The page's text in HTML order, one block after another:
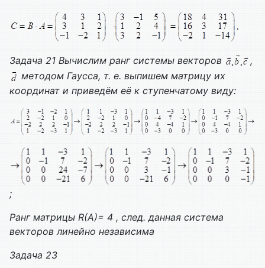
.
Задача 21 Вычислим ранг системы векторов
,
методом Гаусса, т. е. выпишем матрицу их
координат и приведём её к ступенчатому виду:
;
Ранг матрицы R(A)= 4 , след. данная система
векторов линейно независима
Задача 23